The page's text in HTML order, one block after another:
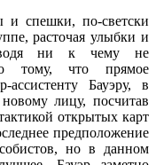
и спешки, по-светски
расточая улыбки и
ни к чему не
тому, что прямое
Бауэру, в
лицу, посчитав
открытых карт
предположение
но в данном